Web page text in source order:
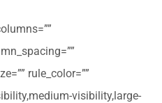
rule_color=””
visibility,large-